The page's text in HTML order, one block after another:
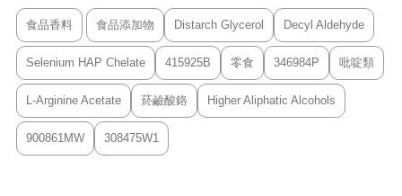
食品香料 食品添加物 Distarch Glycerol Decyl Aldehyde
Selenium HAP Chelate 415925B 零食 346984P 吡啶類
L-Arginine Acetate 菸鹼酸鉻 Higher Aliphatic Alcohols
900861MW 308475W1